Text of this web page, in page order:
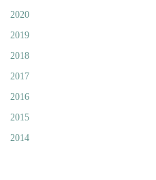
2020
2019
2018
2017
2016
2015
2014